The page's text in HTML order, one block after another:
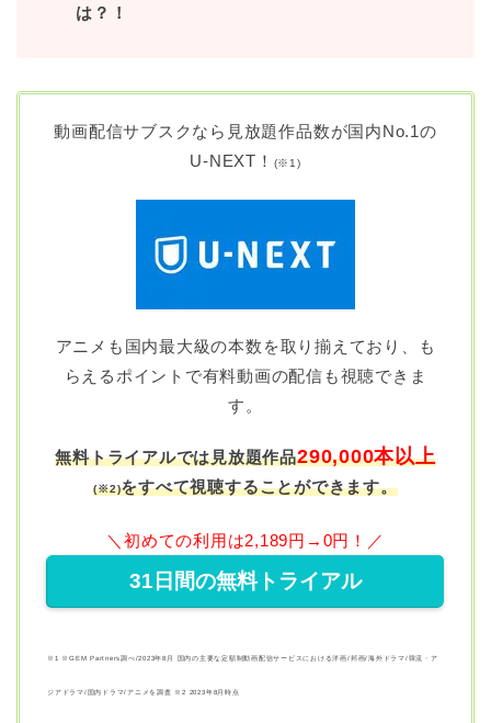
は？！
動画配信サブスクなら見放題作品数が国内No.1の
U-NEXT！
(※1)
アニメも国内最大級の本数を取り揃えており、も
らえるポイントで有料動画の配信も視聴できま
す。
無料トライアルでは⾒放題作品290,000本以上
(※2)をすべて視聴することができます。
＼初めての利用は2,189円→0円！／
31日間の無料トライアル
※1 ※GEM Partners調べ/2023年8⽉ 国内の主要な定額制動画配信サービスにおける洋画/邦画/海外ドラマ/韓流・ア
ジアドラマ/国内ドラマ/アニメを調査 ※2 2023年8⽉時点